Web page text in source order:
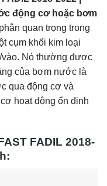
động cơ hoặc bơm
quan trọng trong
cụm khối kim loại
vào. Nó thường được
của bơm nước là
qua động cơ và
hoạt động ổn định
FADIL 2018-